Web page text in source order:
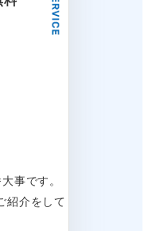
事です。
紹介をして